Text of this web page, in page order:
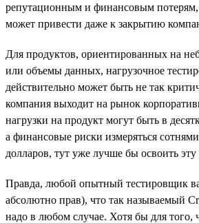
репутационным и финансовым потерям,
может привести даже к закрытию
Для продуктов, ориентированных на
или объемы данных, нагрузочное
действительно может быть не так
компания выходит на рынок
нагрузки на продукт могут быть в
а финансовые риски измеряться
долларов, тут уже лучше бы освоить эту
Правда, любой опытный тестировщик
абсолютно прав), что так называемый
надо в любом случае. Хотя бы для того,